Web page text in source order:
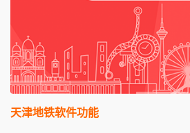
天津地铁软件功能